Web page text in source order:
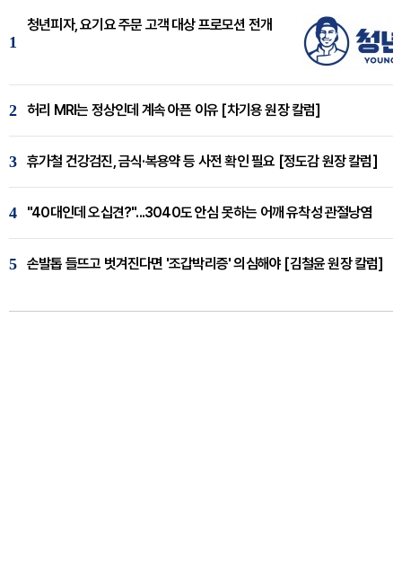
1
청년피자, 요기요 주문 고객 대상 프로모션 전개
2 허리 MRI는 정상인데 계속 아픈 이유 [차기용 원장 칼럼]
3 휴가철 건강검진, 금식·복용약 등 사전 확인 필요 [정도감 원장 칼럼]
4 "40대인데 오십견?"...3040도 안심 못하는 어깨 유착성 관절낭염
5 손발톱 들뜨고 벗겨진다면 '조갑박리증' 의심해야 [김철윤 원장 칼럼]